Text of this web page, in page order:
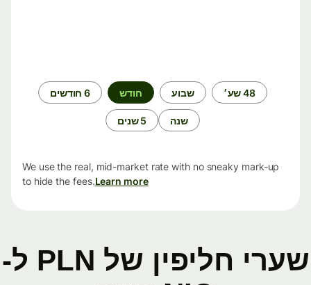
48 שע׳ שבוע חודש 6 חודשים
שנה 5 שנים
We use the real, mid-market rate with no sneaky mark-up
to hide the fees.Learn more
שערי חליפין של PLN ל-